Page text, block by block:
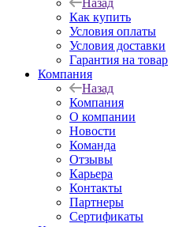
Назад
Как купить
Условия оплаты
Условия доставки
Гарантия на товар
Компания
Назад
Компания
О компании
Новости
Команда
Отзывы
Карьера
Контакты
Партнеры
Сертификаты